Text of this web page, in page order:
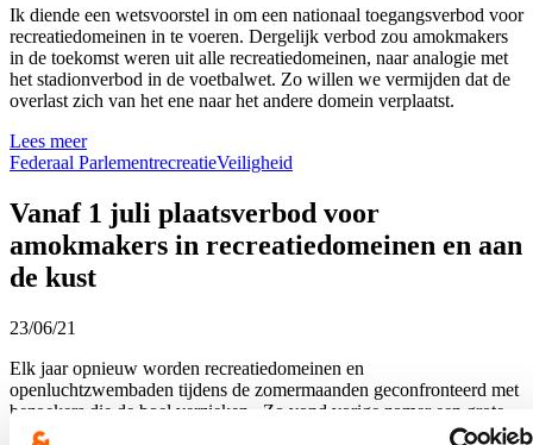
Ik diende een wetsvoorstel in om een nationaal toegangsverbod voor
recreatiedomeinen in te voeren. Dergelijk verbod zou amokmakers
in de toekomst weren uit alle recreatiedomeinen, naar analogie met
het stadionverbod in de voetbalwet. Zo willen we vermijden dat de
overlast zich van het ene naar het andere domein verplaatst.
Lees meer
Federaal ParlementrecreatieVeiligheid
Vanaf 1 juli plaatsverbod voor
amokmakers in recreatiedomeinen en aan
de kust
23/06/21
Elk jaar opnieuw worden recreatiedomeinen en
openluchtzwembaden tijdens de zomermaanden geconfronteerd met
bezoekers die de boel verzieken . Zo vond vorige zomer een grote
vechtpartij plaats op het strand van Blankenberge. Dat is storend en